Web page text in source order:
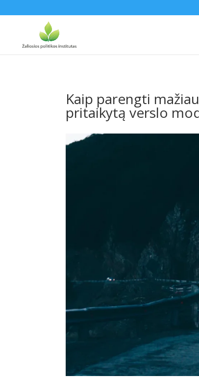
Kaip parengti
pritaikytą verslo